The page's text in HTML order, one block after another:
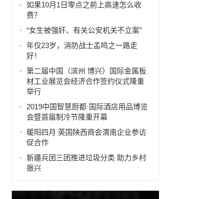
如果10月1日零点之前上高速怎么收
费？
“女生被强奸、有关公安机关不立案”
年仅23岁，消防战士孟鸣之一路走
好！
第二届中国（滨州 博兴）国际金属板
材工业展览会经济合作签约仪式隆重
举行
2019中国智慧厨都·国际酒店用品博览
会暨首届制冷节隆重开幕
暖阳四月 英国陕西商会渭南企业参访
促合作
新疆兵团三团推进垃圾分类 助力乡村
振兴